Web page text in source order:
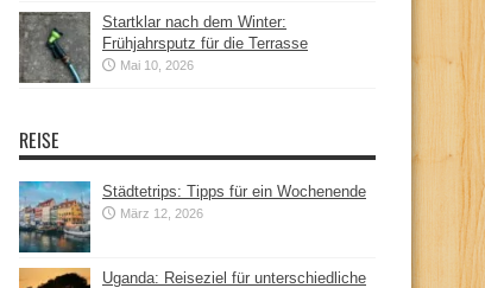
Startklar nach dem Winter:
Frühjahrsputz für die Terrasse
Mai 10, 2026
REISE
Städtetrips: Tipps für ein Wochenende
März 12, 2026
Uganda: Reiseziel für unterschiedliche